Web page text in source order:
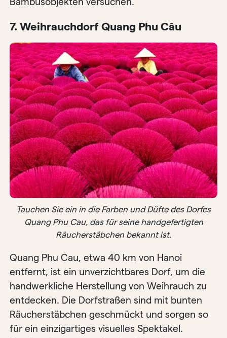
7. Weihrauchdorf Quang Phu Câu
Tauchen Sie ein in die Farben und Düfte des Dorfes
Quang Phu Cau, das für seine handgefertigten
Räucherstäbchen bekannt ist.
Quang Phu Cau, etwa 40 km von Hanoi
entfernt, ist ein unverzichtbares Dorf, um die
handwerkliche Herstellung von Weihrauch zu
entdecken. Die Dorfstraßen sind mit bunten
Räucherstäbchen geschmückt und sorgen so
für ein einzigartiges visuelles Spektakel.